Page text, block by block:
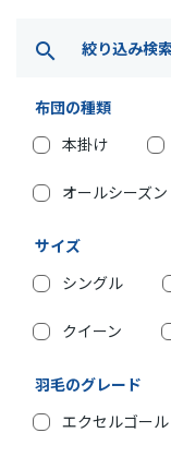
search 絞り込み検
布団の種類
本掛け
オールシーズン
サイズ
シングル
クイーン
羽毛のグレード
エクセルゴー